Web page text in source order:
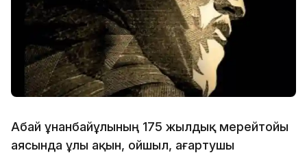
Абай Құнанбайұлының 175 жылдық мерейтойы
аясында ұлы ақын, ойшыл, ағартушы